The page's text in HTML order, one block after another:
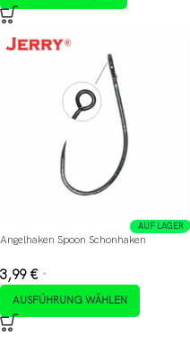
AUF LAGER
Angelhaken Spoon Schonhaken
3,99 € *
AUSFÜHRUNG WÄHLEN